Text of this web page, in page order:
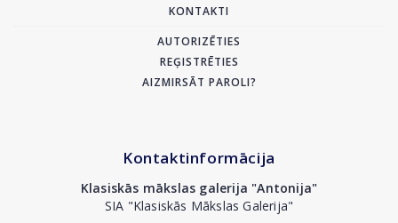
KONTAKTI
AUTORIZĒTIES
REĢISTRĒTIES
AIZMIRSĀT PAROLI?
Kontaktinformācija
Klasiskās mākslas galerija "Antonija"
SIA "Klasiskās Mākslas Galerija"